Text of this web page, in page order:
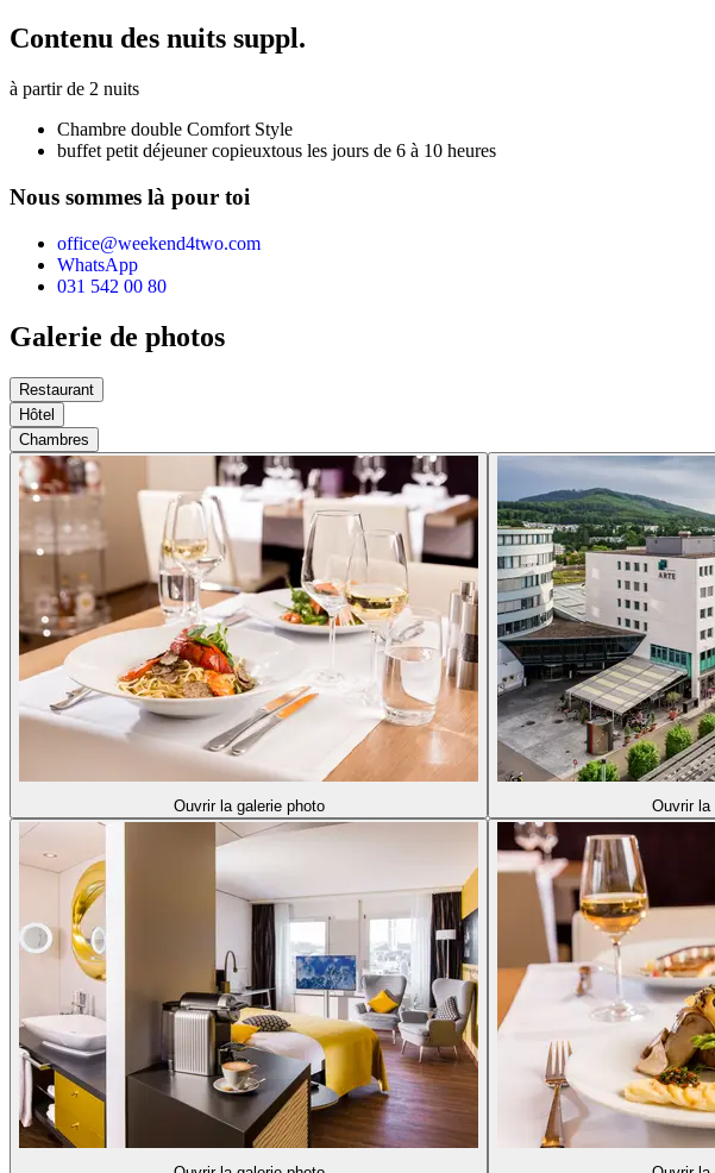
Contenu des nuits suppl.
à partir de 2 nuits
Chambre double Comfort Style
buffet petit déjeuner copieuxtous les jours de 6 à 10 heures
Nous sommes là pour toi
office@weekend4two.com
WhatsApp
031 542 00 80
Galerie de photos
Restaurant
Hôtel
Chambres
Ouvrir la galerie photo Ouvrir la